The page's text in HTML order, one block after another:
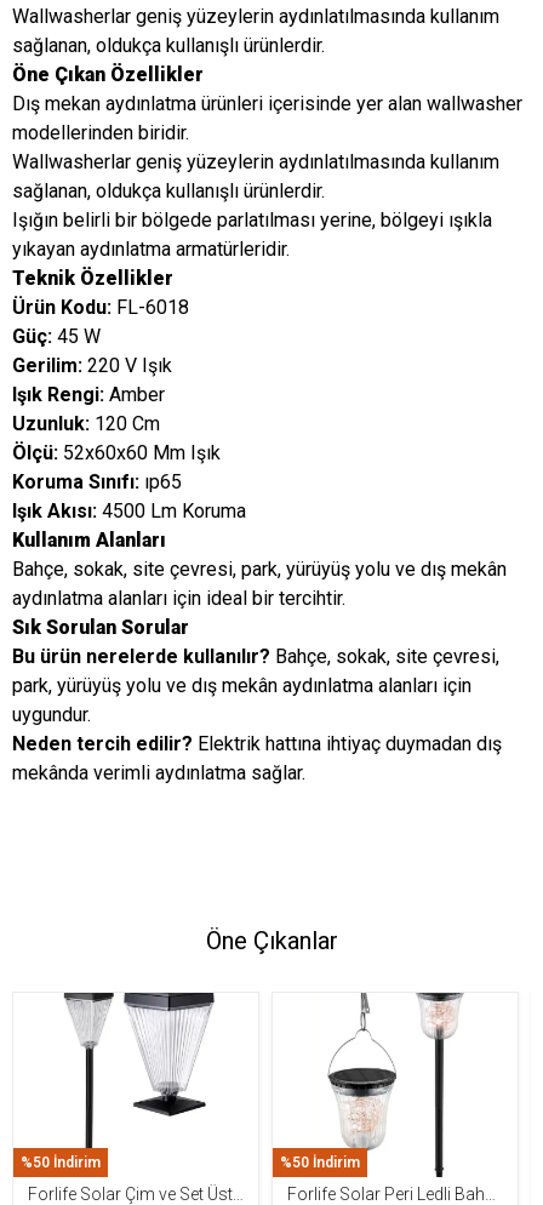
Wallwasherlar geniş yüzeylerin aydınlatılmasında kullanım
sağlanan, oldukça kullanışlı ürünlerdir.
Öne Çıkan Özellikler
Dış mekan aydınlatma ürünleri içerisinde yer alan wallwasher
modellerinden biridir.
Wallwasherlar geniş yüzeylerin aydınlatılmasında kullanım
sağlanan, oldukça kullanışlı ürünlerdir.
Işığın belirli bir bölgede parlatılması yerine, bölgeyi ışıkla
yıkayan aydınlatma armatürleridir.
Teknik Özellikler
Ürün Kodu: FL-6018
Güç: 45 W
Gerilim: 220 V Işık
Işık Rengi: Amber
Uzunluk: 120 Cm
Ölçü: 52x60x60 Mm Işık
Koruma Sınıfı: ıp65
Işık Akısı: 4500 Lm Koruma
Kullanım Alanları
Bahçe, sokak, site çevresi, park, yürüyüş yolu ve dış mekân
aydınlatma alanları için ideal bir tercihtir.
Sık Sorulan Sorular
Bu ürün nerelerde kullanılır? Bahçe, sokak, site çevresi,
park, yürüyüş yolu ve dış mekân aydınlatma alanları için
uygundur.
Neden tercih edilir? Elektrik hattına ihtiyaç duymadan dış
mekânda verimli aydınlatma sağlar.
Öne Çıkanlar
%50 İndirim
Forlife Solar Çim ve Set Üstü
%50 İndirim
Forlife Solar Peri Ledli Bahçe